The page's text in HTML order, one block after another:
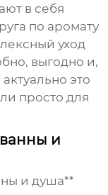
в себя
по аромату
уход
выгодно и,
это
просто для
и
и душа**